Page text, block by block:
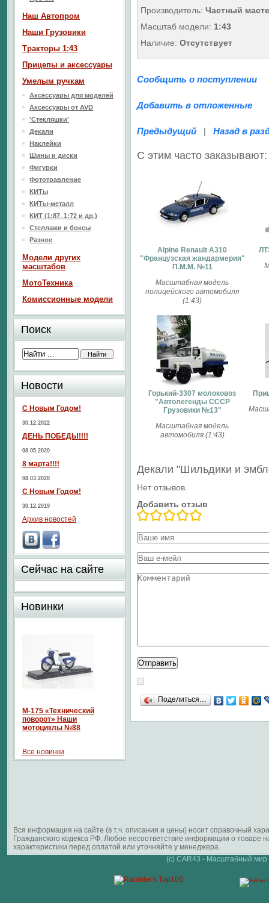
Производитель: Частный
Масштаб модели: 1:43
Наличие: Отсутствует
Сообщить о поступлении
Добавить в отложенные
Предыдущий | Назад в
С этим часто заказывают:
Alpine Renault A310
"Французская жандармерия"
П.М.М. №11
Масштабная модель
полицейского автомобиля
(1:43)
Горький-3307 молоковоз
"Автолегенды СССР
Грузовики №13"
Масштабная модель
автомобиля (1:43)
Декали "Шильдики и
Нет отзывов.
Добавить отзыв
Поделиться…
Наш Aвтопром
Наши Грузовики
Тракторы 1:43
Прицепы и аксессуары
Умелым ручкам
Аксессуары для моделей
Аксессуары от AVD
'Стекляшки'
Декали
Наклейки
Шины и диски
Фигурки
Фототравление
КИТы
КИТы-металл
КИТ (1:87, 1:72 и др.)
Стеллажи и боксы
Разное
Модели других
масштабов
МотоТехника
Комиссионные модели
Поиск
Новости
С Новым Годом!
30.12.2022
ДЕНЬ ПОБЕДЫ!!!!
08.05.2020
8 марта!!!!
08.03.2020
С Новым Годом!
30.12.2019
Архив новостей
Сейчас на сайте
Новинки
М-175 «Технический
поворот» Наши
мотоциклы №88
Все новинки
Вся информация на сайте (в т.ч. описания и цены) носит справочный
Гражданского кодекса РФ. Любое несоответствие информации о
характеристики перед оплатой или уточняйте у менеджера.
(c) CAR43 - Масштабный мир